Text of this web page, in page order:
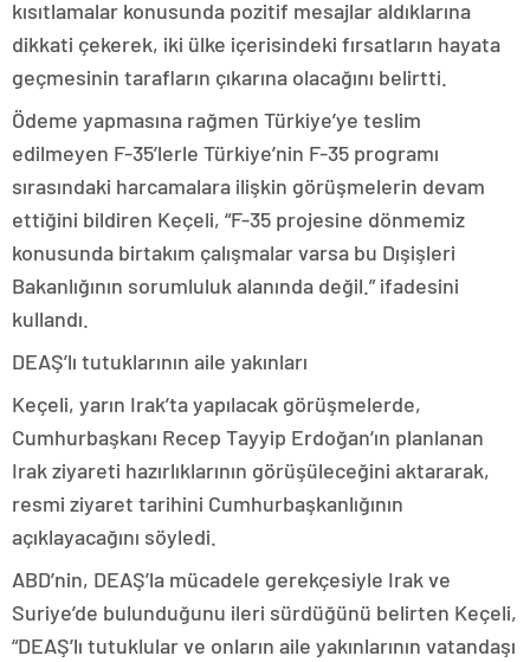
kısıtlamalar konusunda pozitif mesajlar aldıklarına
dikkati çekerek, iki ülke içerisindeki fırsatların hayata
geçmesinin tarafların çıkarına olacağını belirtti.
Ödeme yapmasına rağmen Türkiye’ye teslim
edilmeyen F-35’lerle Türkiye’nin F-35 programı
sırasındaki harcamalara ilişkin görüşmelerin devam
ettiğini bildiren Keçeli, “F-35 projesine dönmemiz
konusunda birtakım çalışmalar varsa bu Dışişleri
Bakanlığının sorumluluk alanında değil.” ifadesini
kullandı.
DEAŞ’lı tutuklarının aile yakınları
Keçeli, yarın Irak’ta yapılacak görüşmelerde,
Cumhurbaşkanı Recep Tayyip Erdoğan’ın planlanan
Irak ziyareti hazırlıklarının görüşüleceğini aktararak,
resmi ziyaret tarihini Cumhurbaşkanlığının
açıklayacağını söyledi.
ABD’nin, DEAŞ’la mücadele gerekçesiyle Irak ve
Suriye’de bulunduğunu ileri sürdüğünü belirten Keçeli,
“DEAŞ’lı tutuklular ve onların aile yakınlarının vatandaşı